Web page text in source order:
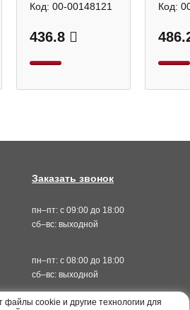
436.8
Код: 00-00148121 Код:
пн–пт: с 09:00 до 18:00
сб–вс: выходной
пн–пт: с 08:00 до 18:00
сб–вс: выходной
Заказать звонок
файлы cookie и другие технологии для